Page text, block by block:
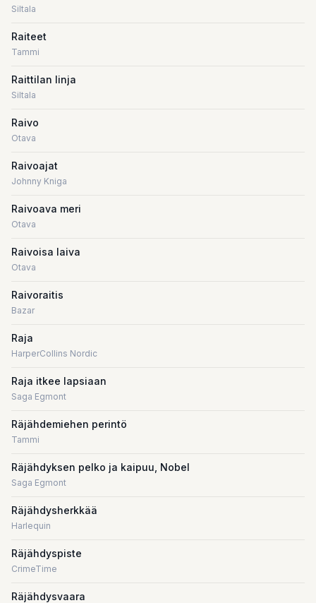
Siltala
Raiteet
Tammi
Raittilan linja
Siltala
Raivo
Otava
Raivoajat
Johnny Kniga
Raivoava meri
Otava
Raivoisa laiva
Otava
Raivoraitis
Bazar
Raja
HarperCollins Nordic
Raja itkee lapsiaan
Saga Egmont
Räjähdemiehen perintö
Tammi
Räjähdyksen pelko ja kaipuu, Nobel
Saga Egmont
Räjähdysherkkää
Harlequin
Räjähdyspiste
CrimeTime
Räjähdysvaara